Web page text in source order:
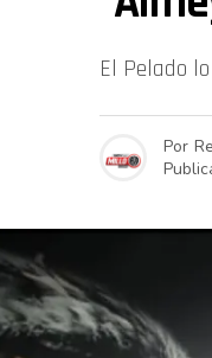
El Pelado
Por